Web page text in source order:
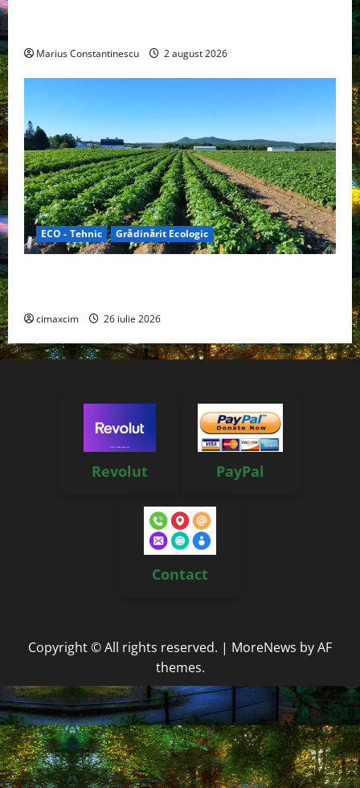
Marius Constantinescu 2 august 2026
ECO - Tehnic Grădinărit Ecologic
cimaxcim 26 iulie 2026
Revolut PayPal
Contact
Copyright © All rights reserved. | MoreNews by AF
themes.